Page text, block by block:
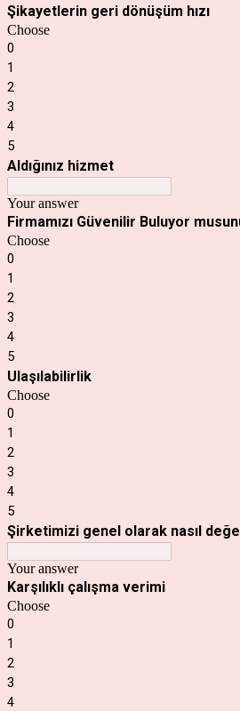
Şikayetlerin geri dönüşüm hızı
Choose
0
1
2
3
4
5
Aldığınız hizmet
Your answer
Firmamızı Güvenilir Buluyor
Choose
0
1
2
3
4
5
Ulaşılabilirlik
Choose
0
1
2
3
4
5
Şirketimizi genel olarak nasıl
Your answer
Karşılıklı çalışma verimi
Choose
0
1
2
3
4